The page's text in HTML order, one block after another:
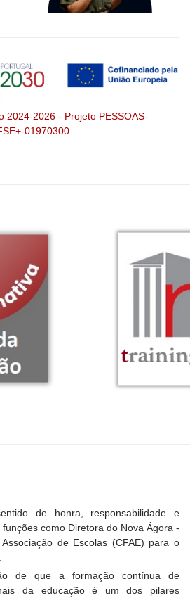
2024-2026 - Projeto PESSOAS-
01970300
de honra, responsabilidade e
como Diretora do Nova Ágora -
de Escolas (CFAE) para o
de que a formação contínua de
da educação é um dos pilares